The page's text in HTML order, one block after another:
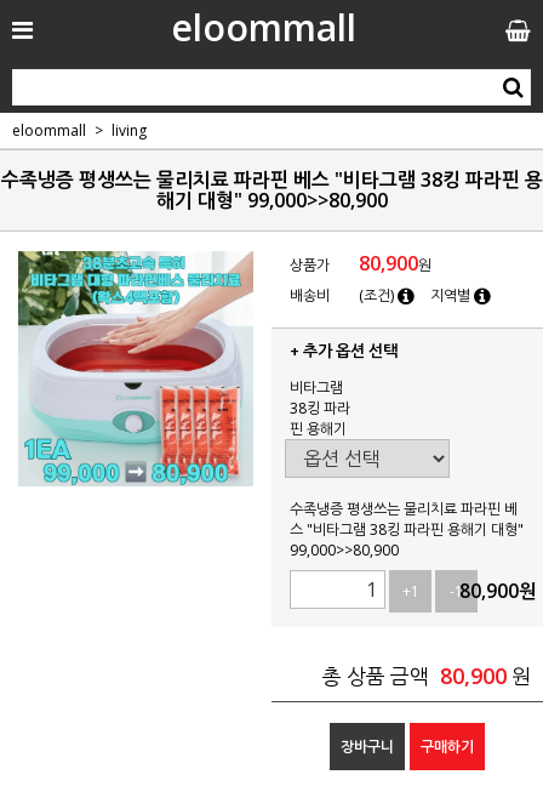
eloommall
eloommall living
수족냉증 평생쓰는 물리치료 파라핀 베스 "비타그램 38킹 파라핀 용
해기 대형" 99,000>>80,900
상품가 80,900원
배송비
(조건) 지역별
+ 추가 옵션 선택
비타그램
38킹 파라
핀 용해기
수족냉증 평생쓰는 물리치료 파라핀 베
스 "비타그램 38킹 파라핀 용해기 대형"
99,000>>80,900
+1
-180,900원
총 상품 금액 80,900 원
장바구니 구매하기